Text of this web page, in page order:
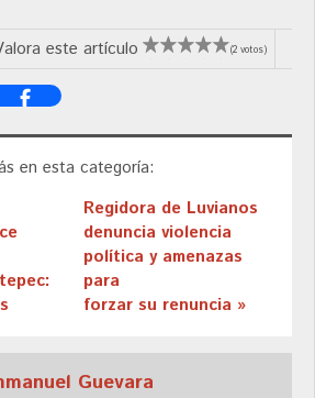
este artículo (2 votos)
en esta categoría:
Regidora de Luvianos
denuncia violencia
política y amenazas
para
forzar su renuncia »
Guevara